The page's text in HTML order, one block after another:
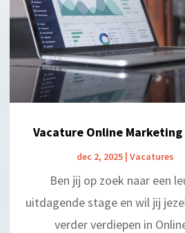
Vacature Online Marketing
dec 2, 2025 |Vacatures
Ben jij op zoek naar een
uitdagende stage en wil jij
verder verdiepen in